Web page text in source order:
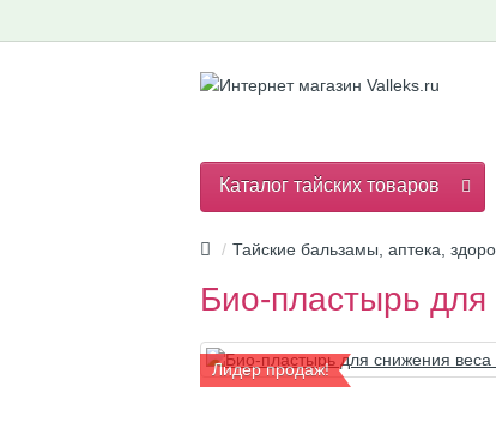
Каталог тайских товаров
Тайские бальзамы, аптека,
Био-пластырь
Лидер продаж!